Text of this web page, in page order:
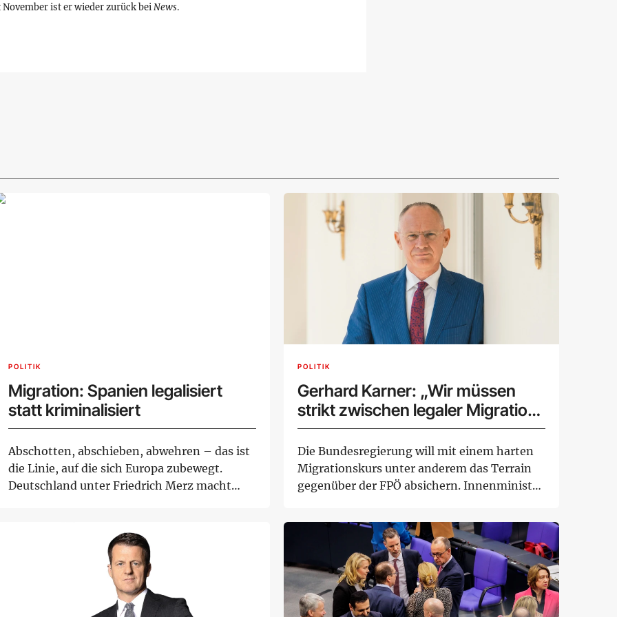
November ist er wieder zurück beiNews.
POLITIK
Migration: Spanien legalisiert
statt kriminalisiert
Abschotten, abschieben, abwehren – das ist
die Linie, auf die sich Europa zubewegt.
Deutschland unter Friedrich Merz macht
POLITIK
Gerhard Karner: „Wir müssen
strikt zwischen legaler Migration
und dem Kampf gegen illegale
Migration trennen“
Die Bundesregierung will mit einem harten
Migrationskurs unter anderem das Terrain
gegenüber der FPÖ absichern. Innenminister